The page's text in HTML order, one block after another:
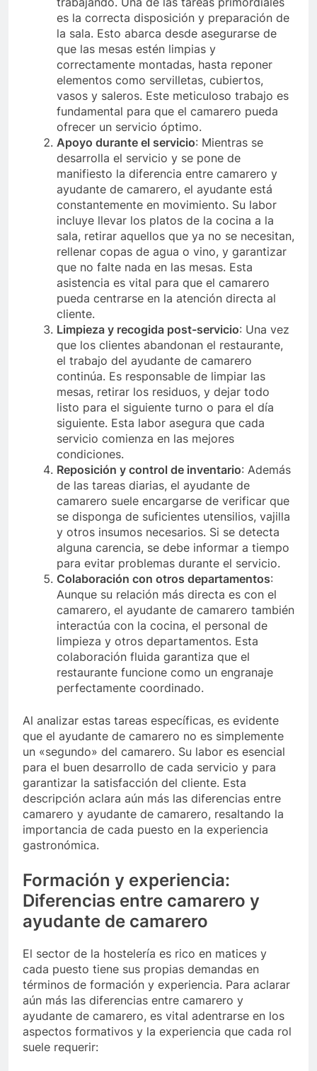
es la correcta disposición y preparación de
la sala. Esto abarca desde asegurarse de
que las mesas estén limpias y
correctamente montadas, hasta reponer
elementos como servilletas, cubiertos,
vasos y saleros. Este meticuloso trabajo es
fundamental para que el camarero pueda
ofrecer un servicio óptimo.
Apoyo durante el servicio: Mientras se
desarrolla el servicio y se pone de
manifiesto la diferencia entre camarero y
ayudante de camarero, el ayudante está
constantemente en movimiento. Su labor
incluye llevar los platos de la cocina a la
sala, retirar aquellos que ya no se necesitan,
rellenar copas de agua o vino, y garantizar
que no falte nada en las mesas. Esta
asistencia es vital para que el camarero
pueda centrarse en la atención directa al
cliente.
Limpieza y recogida post-servicio: Una vez
que los clientes abandonan el restaurante,
el trabajo del ayudante de camarero
continúa. Es responsable de limpiar las
mesas, retirar los residuos, y dejar todo
listo para el siguiente turno o para el día
siguiente. Esta labor asegura que cada
servicio comienza en las mejores
condiciones.
Reposición y control de inventario: Además
de las tareas diarias, el ayudante de
camarero suele encargarse de verificar que
se disponga de suficientes utensilios, vajilla
y otros insumos necesarios. Si se detecta
alguna carencia, se debe informar a tiempo
para evitar problemas durante el servicio.
Colaboración con otros departamentos:
Aunque su relación más directa es con el
camarero, el ayudante de camarero también
interactúa con la cocina, el personal de
limpieza y otros departamentos. Esta
colaboración fluida garantiza que el
restaurante funcione como un engranaje
perfectamente coordinado.
Al analizar estas tareas específicas, es evidente
que el ayudante de camarero no es simplemente
un «segundo» del camarero. Su labor es esencial
para el buen desarrollo de cada servicio y para
garantizar la satisfacción del cliente. Esta
descripción aclara aún más las diferencias entre
camarero y ayudante de camarero, resaltando la
importancia de cada puesto en la experiencia
gastronómica.
Formación y experiencia:
Diferencias entre camarero y
ayudante de camarero
El sector de la hostelería es rico en matices y
cada puesto tiene sus propias demandas en
términos de formación y experiencia. Para aclarar
aún más las diferencias entre camarero y
ayudante de camarero, es vital adentrarse en los
aspectos formativos y la experiencia que cada rol
suele requerir: